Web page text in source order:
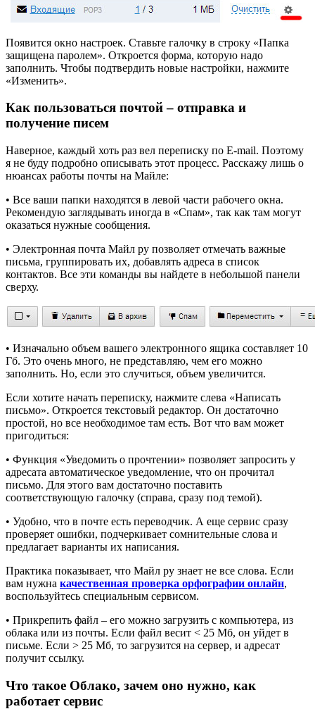
Появится окно настроек. Ставьте галочку в строку «Папка
защищена паролем». Откроется форма, которую надо
заполнить. Чтобы подтвердить новые настройки, нажмите
«Изменить».
Как пользоваться почтой – отправка и
получение писем
Наверное, каждый хоть раз вел переписку по E-mail. Поэтому
я не буду подробно описывать этот процесс. Расскажу лишь о
нюансах работы почты на Майле:
• Все ваши папки находятся в левой части рабочего окна.
Рекомендую заглядывать иногда в «Спам», так как там могут
оказаться нужные сообщения.
• Электронная почта Майл ру позволяет отмечать важные
письма, группировать их, добавлять адреса в список
контактов. Все эти команды вы найдете в небольшой панели
сверху.
• Изначально объем вашего электронного ящика составляет 10
Гб. Это очень много, не представляю, чем его можно
заполнить. Но, если это случиться, объем увеличится.
Если хотите начать переписку, нажмите слева «Написать
письмо». Откроется текстовый редактор. Он достаточно
простой, но все необходимое там есть. Вот что вам может
пригодиться:
• Функция «Уведомить о прочтении» позволяет запросить у
адресата автоматическое уведомление, что он прочитал
письмо. Для этого вам достаточно поставить
соответствующую галочку (справа, сразу под темой).
• Удобно, что в почте есть переводчик. А еще сервис сразу
проверяет ошибки, подчеркивает сомнительные слова и
предлагает варианты их написания.
Практика показывает, что Майл ру знает не все слова. Если
вам нужна качественная проверка орфографии онлайн,
воспользуйтесь специальным сервисом.
• Прикрепить файл – его можно загрузить с компьютера, из
облака или из почты. Если файл весит < 25 Мб, он уйдет в
письме. Если > 25 Мб, то загрузится на сервер, и адресат
получит ссылку.
Что такое Облако, зачем оно нужно, как
работает сервис